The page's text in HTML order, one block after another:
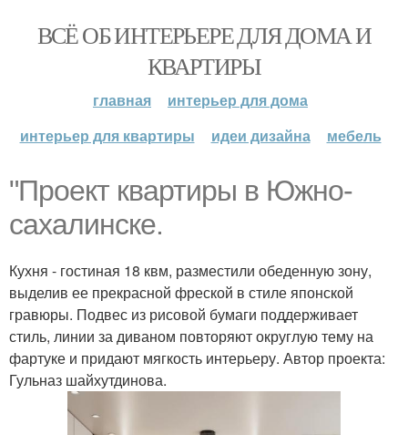
ВСЁ ОБ ИНТЕРЬЕРЕ ДЛЯ ДОМА И
КВАРТИРЫ
главная
интерьер для дома
интерьер для квартиры
идеи дизайна мебель
"Проект квартиры в Южно-
сахалинске.
Кухня - гостиная 18 квм, разместили обеденную зону,
выделив ее прекрасной фреской в стиле японской
гравюры. Подвес из рисовой бумаги поддерживает
стиль, линии за диваном повторяют округлую тему на
фартуке и придают мягкость интерьеру. Автор проекта:
Гульназ шайхутдинова.